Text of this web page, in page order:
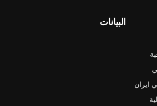
البيانات
ايران